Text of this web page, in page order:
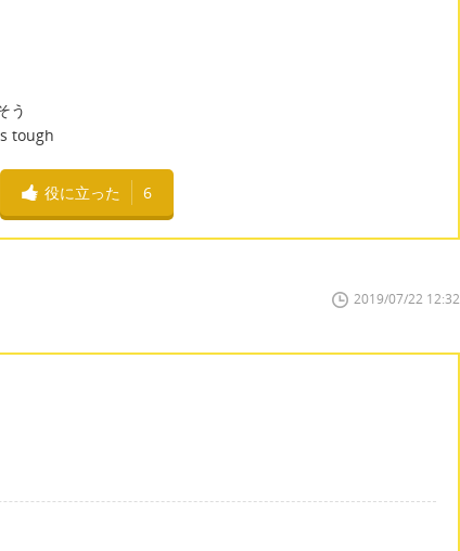
う
tough
役に立った 6
2019/07/22 12:32